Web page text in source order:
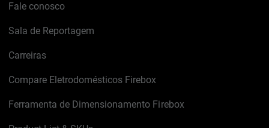
Fale conosco
Sala de Reportagem
Carreiras
Compare Eletrodomésticos Firebox
Ferramenta de Dimensionamento Firebox